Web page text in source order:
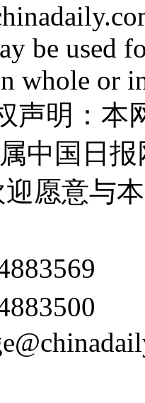
be used
whole or
声明：
中国日
愿意与